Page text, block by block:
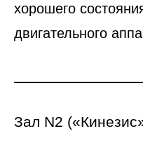
хорошего
двигательного
Зал N2